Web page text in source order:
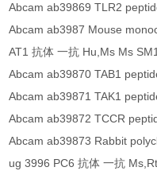
Abcam ab39869 TLR2
Abcam ab3987 Mouse
AT1 抗体 一抗 Hu,Ms Ms
Abcam ab39870 TAB1
Abcam ab39871 TAK1
Abcam ab39872 TCCR
Abcam ab39873 Rabbit
ug 3996 PC6 抗体 一抗